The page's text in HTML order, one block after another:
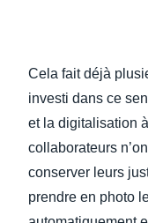
Cela fait déjà
investi dans ce
et la digitalisation
collaborateurs
conserver leurs
prendre en photo